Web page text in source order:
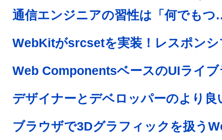
通信エンジニアの習性は「何でも